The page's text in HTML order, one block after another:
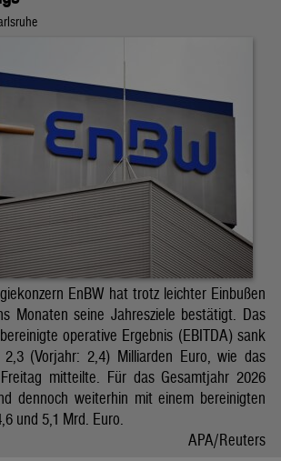
EnBW hat trotz leichter Einbußen
Monaten seine Jahresziele bestätigt. Das
operative Ergebnis (EBITDA) sank
(Vorjahr: 2,4) Milliarden Euro, wie das
mitteilte. Für das Gesamtjahr 2026
dennoch weiterhin mit einem bereinigten
und 5,1 Mrd. Euro.
APA/Reuters